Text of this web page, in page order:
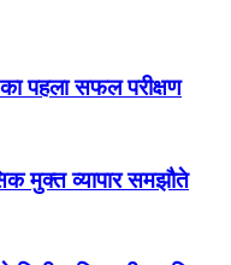
का पहला सफल परीक्षण
मुक्त व्यापार समझौते